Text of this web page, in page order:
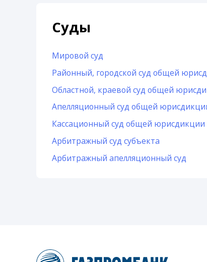
Суды
Мировой суд
Районный, городской суд общей
Областной, краевой суд общей
Апелляционный суд общей
Кассационный суд общей юрисдикции
Арбитражный суд субъекта
Арбитражный апелляционный суд